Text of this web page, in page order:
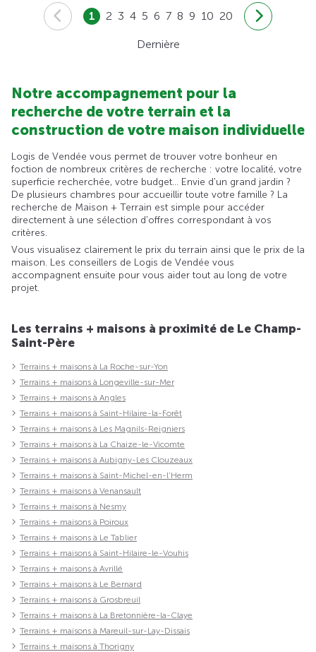
1 2 3 4 5 6 7 8 9 10 20
Dernière
Notre accompagnement pour la
recherche de votre terrain et la
construction de votre maison individuelle
Logis de Vendée vous permet de trouver votre bonheur en
foction de nombreux critères de recherche : votre localité, votre
superficie recherchée, votre budget... Envie d'un grand jardin ?
De plusieurs chambres pour accueillir toute votre famille ? La
recherche de Maison + Terrain est simple pour accéder
directement à une sélection d'offres correspondant à vos
critères.
Vous visualisez clairement le prix du terrain ainsi que le prix de la
maison. Les conseillers de Logis de Vendée vous
accompagnent ensuite pour vous aider tout au long de votre
projet.
Les terrains + maisons à proximité de Le Champ-
Saint-Père
Terrains + maisons à La Roche-sur-Yon
Terrains + maisons à Longeville-sur-Mer
Terrains + maisons à Angles
Terrains + maisons à Saint-Hilaire-la-Forêt
Terrains + maisons à Les Magnils-Reigniers
Terrains + maisons à La Chaize-le-Vicomte
Terrains + maisons à Aubigny-Les Clouzeaux
Terrains + maisons à Saint-Michel-en-l'Herm
Terrains + maisons à Venansault
Terrains + maisons à Nesmy
Terrains + maisons à Poiroux
Terrains + maisons à Le Tablier
Terrains + maisons à Saint-Hilaire-le-Vouhis
Terrains + maisons à Avrillé
Terrains + maisons à Le Bernard
Terrains + maisons à Grosbreuil
Terrains + maisons à La Bretonnière-la-Claye
Terrains + maisons à Mareuil-sur-Lay-Dissais
Terrains + maisons à Thorigny